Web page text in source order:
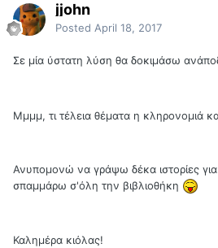
jjohn
Posted April 18, 2017
Σε μία ύστατη λύση θα δοκιμάσω
Μμμμ, τι τέλεια θέματα η κληρονομιά
Ανυπομονώ να γράψω δέκα ιστορίες για
σπαμμάρω σ'όλη την βιβλιοθήκη
Καλημέρα κιόλας!